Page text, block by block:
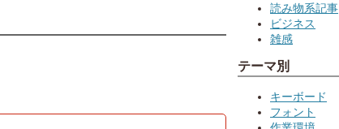
読み物系記事
ビジネス
雑感
テーマ別
キーボード
フォント